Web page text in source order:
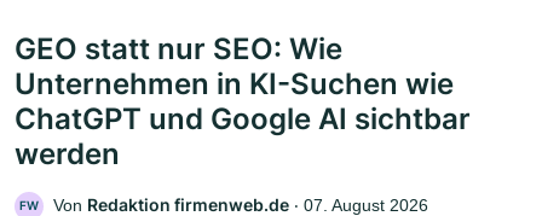
GEO statt nur SEO: Wie
Unternehmen in KI-Suchen wie
ChatGPT und Google AI sichtbar
werden
FW Von Redaktion firmenweb.de ‧ 07. August 2026